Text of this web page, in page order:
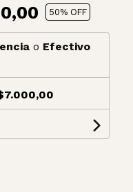
50% OFF
o Efectivo